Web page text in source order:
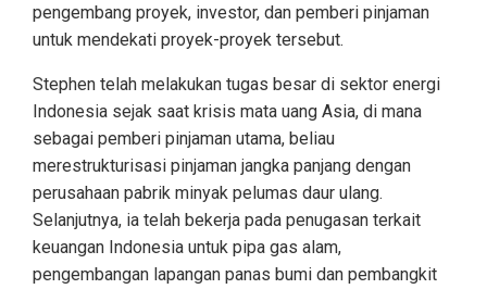
pengembang proyek, investor, dan pemberi pinjaman
untuk mendekati proyek-proyek tersebut.
Stephen telah melakukan tugas besar di sektor energi
Indonesia sejak saat krisis mata uang Asia, di mana
sebagai pemberi pinjaman utama, beliau
merestrukturisasi pinjaman jangka panjang dengan
perusahaan pabrik minyak pelumas daur ulang.
Selanjutnya, ia telah bekerja pada penugasan terkait
keuangan Indonesia untuk pipa gas alam,
pengembangan lapangan panas bumi dan pembangkit